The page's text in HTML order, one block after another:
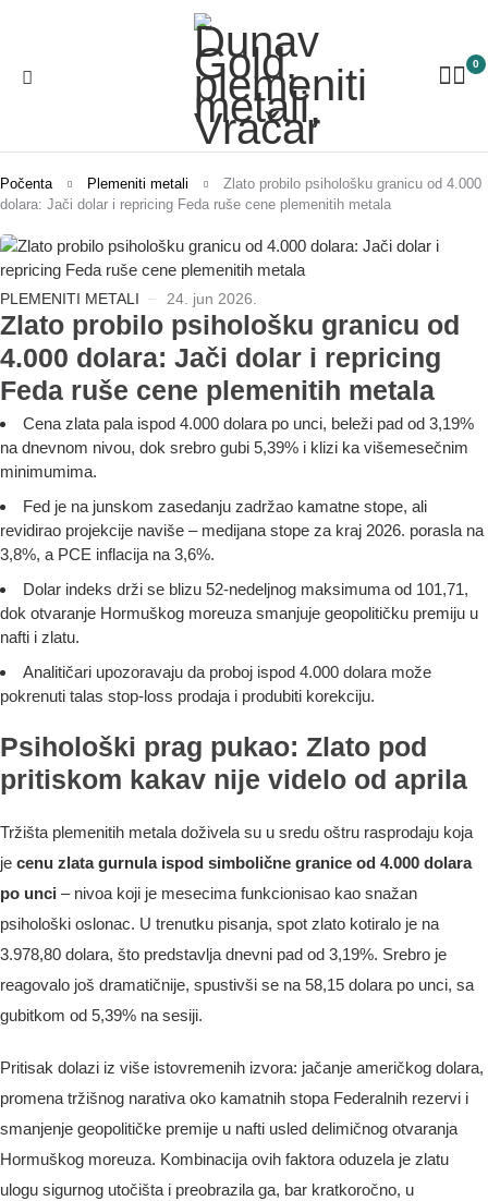
0
Počenta Plemeniti metali
Zlato probilo psihološku granicu od 4.000
dolara: Jači dolar i repricing Feda ruše cene plemenitih metala
PLEMENITI METALI 24. jun 2026.
Zlato probilo psihološku granicu od
4.000 dolara: Jači dolar i repricing
Feda ruše cene plemenitih metala
Cena zlata pala ispod 4.000 dolara po unci, beleži pad od 3,19%
na dnevnom nivou, dok srebro gubi 5,39% i klizi ka višemesečnim
minimumima.
Fed je na junskom zasedanju zadržao kamatne stope, ali
revidirao projekcije naviše – medijana stope za kraj 2026. porasla na
3,8%, a PCE inflacija na 3,6%.
Dolar indeks drži se blizu 52-nedeljnog maksimuma od 101,71,
dok otvaranje Hormuškog moreuza smanjuje geopolitičku premiju u
nafti i zlatu.
Analitičari upozoravaju da proboj ispod 4.000 dolara može
pokrenuti talas stop-loss prodaja i produbiti korekciju.
Psihološki prag pukao: Zlato pod
pritiskom kakav nije videlo od aprila
Tržišta plemenitih metala doživela su u sredu oštru rasprodaju koja
je cenu zlata gurnula ispod simbolične granice od 4.000 dolara
po unci – nivoa koji je mesecima funkcionisao kao snažan
psihološki oslonac. U trenutku pisanja, spot zlato kotiralo je na
3.978,80 dolara, što predstavlja dnevni pad od 3,19%. Srebro je
reagovalo još dramatičnije, spustivši se na 58,15 dolara po unci, sa
gubitkom od 5,39% na sesiji.
Pritisak dolazi iz više istovremenih izvora: jačanje američkog dolara,
promena tržišnog narativa oko kamatnih stopa Federalnih rezervi i
smanjenje geopolitičke premije u nafti usled delimičnog otvaranja
Hormuškog moreuza. Kombinacija ovih faktora oduzela je zlatu
ulogu sigurnog utočišta i preobrazila ga, bar kratkoročno, u